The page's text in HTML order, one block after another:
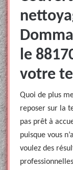
le
votre
Quoi de plus
reposer sur la
pas prêt à
puisque vous
voulez des